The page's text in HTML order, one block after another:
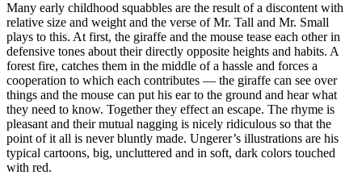
Many early childhood squabbles are the result of a discontent with
relative size and weight and the verse of Mr. Tall and Mr. Small
plays to this. At first, the giraffe and the mouse tease each other in
defensive tones about their directly opposite heights and habits. A
forest fire, catches them in the middle of a hassle and forces a
cooperation to which each contributes — the giraffe can see over
things and the mouse can put his ear to the ground and hear what
they need to know. Together they effect an escape. The rhyme is
pleasant and their mutual nagging is nicely ridiculous so that the
point of it all is never bluntly made. Ungerer’s illustrations are his
typical cartoons, big, uncluttered and in soft, dark colors touched
with red.